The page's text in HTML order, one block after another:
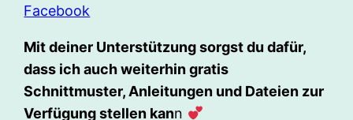
Facebook
Mit deiner Unterstützung sorgst du dafür,
dass ich auch weiterhin gratis
Schnittmuster, Anleitungen und Dateien zur
Verfügung stellen kann